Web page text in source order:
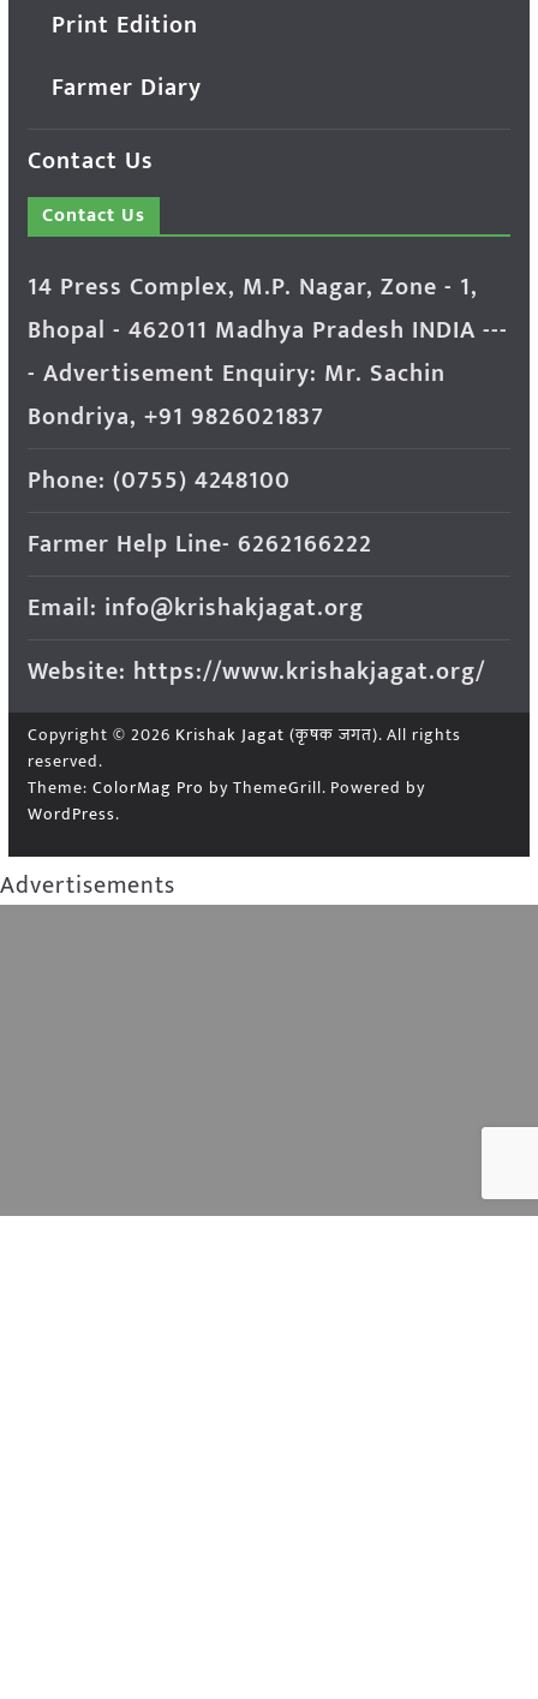
Print Edition
Farmer Diary
Contact Us
Contact Us
14 Press Complex, M.P. Nagar, Zone - 1,
Bhopal - 462011 Madhya Pradesh INDIA ---
- Advertisement Enquiry: Mr. Sachin
Bondriya, +91 9826021837
Phone: (0755) 4248100
Farmer Help Line- 6262166222
Email: info@krishakjagat.org
Website: https://www.krishakjagat.org/
Copyright © 2026 Krishak Jagat (कृषक जगत). All rights
reserved.
Theme: ColorMag Pro by ThemeGrill. Powered by
WordPress.
Advertisements